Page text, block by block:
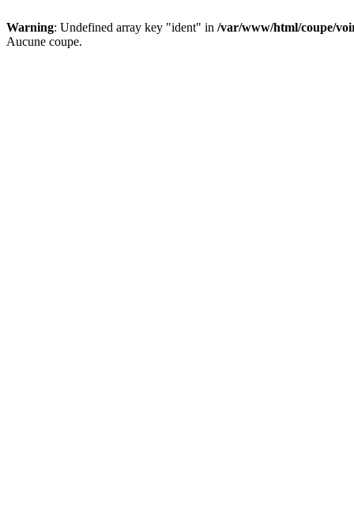
Warning: Undefined array key "ident" in /var/www/html/coupe/
Aucune coupe.